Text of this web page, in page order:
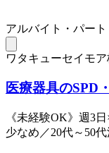
アルバイト・パート
ワタキューセイモ
医療器具のSPD
《未経験OK》週3
少なめ／20代～50